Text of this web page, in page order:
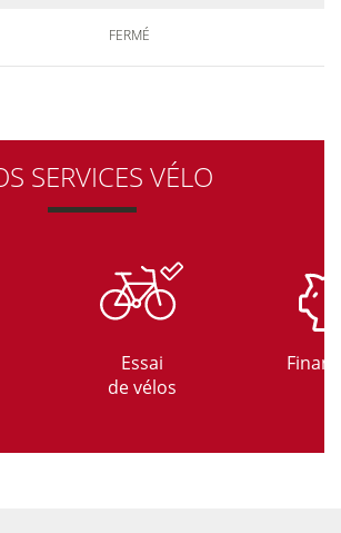
FERMÉ
SERVICES VÉLO
Essai
de vélos